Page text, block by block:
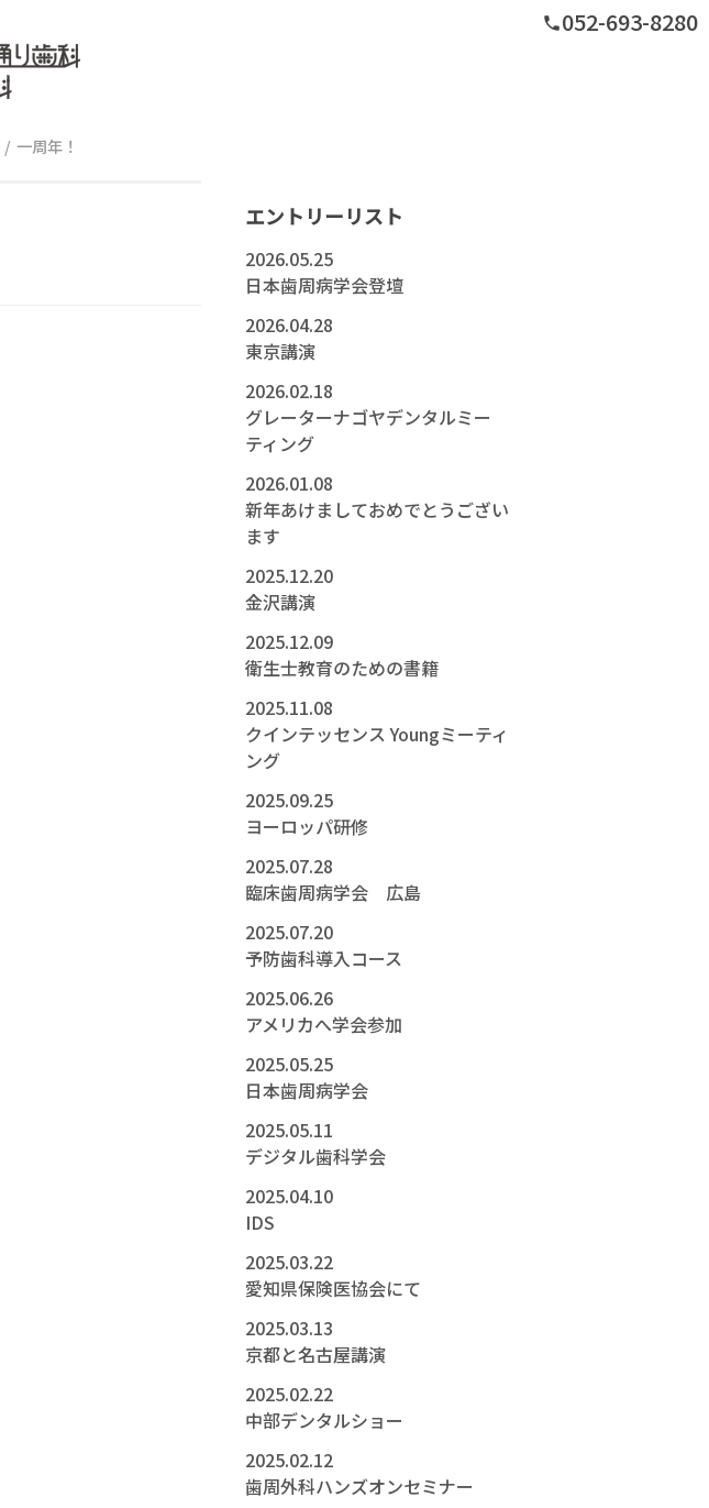
phone052-693-8280
一周年！
エントリーリスト
2026.05.25
日本歯周病学会登壇
2026.04.28
東京講演
2026.02.18
グレーターナゴヤデンタルミー
ティング
2026.01.08
新年あけましておめでとうござい
ます
2025.12.20
金沢講演
2025.12.09
衛生士教育のための書籍
2025.11.08
クインテッセンス Youngミーティ
ング
2025.09.25
ヨーロッパ研修
2025.07.28
臨床歯周病学会 広島
2025.07.20
予防歯科導入コース
2025.06.26
アメリカへ学会参加
2025.05.25
日本歯周病学会
2025.05.11
デジタル歯科学会
2025.04.10
IDS
2025.03.22
愛知県保険医協会にて
2025.03.13
京都と名古屋講演
2025.02.22
中部デンタルショー
2025.02.12
歯周外科ハンズオンセミナー